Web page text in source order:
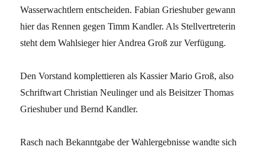
Wasserwachtlern entscheiden. Fabian Grieshuber gewann
hier das Rennen gegen Timm Kandler. Als Stellvertreterin
steht dem Wahlsieger hier Andrea Groß zur Verfügung.
Den Vorstand komplettieren als Kassier Mario Groß, also
Schriftwart Christian Neulinger und als Beisitzer Thomas
Grieshuber und Bernd Kandler.
Rasch nach Bekanntgabe der Wahlergebnisse wandte sich